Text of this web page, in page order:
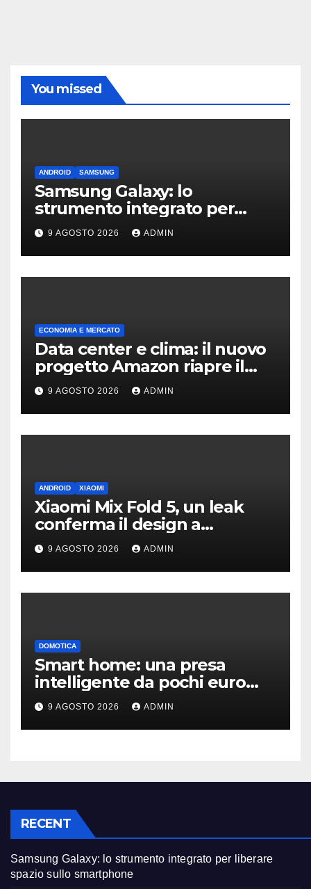
You missed
ANDROID SAMSUNG
Samsung Galaxy: lo
strumento integrato per
liberare spazio sullo
smartphone
9 AGOSTO 2026 ADMIN
ECONOMIA E MERCATO
Data center e clima: il nuovo
progetto Amazon riapre il
dibattito sulle emissioni
9 AGOSTO 2026 ADMIN
ANDROID XIAOMI
Xiaomi Mix Fold 5, un leak
conferma il design a
passaporto e HyperOS 4
9 AGOSTO 2026 ADMIN
DOMOTICA
Smart home: una presa
intelligente da pochi euro
può fare la differenza
9 AGOSTO 2026 ADMIN
RECENT
Samsung Galaxy: lo strumento integrato per liberare
spazio sullo smartphone